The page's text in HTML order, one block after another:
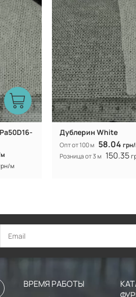
м
Производитель: Китай
Дублерин White
Опт от 100 м 58.04
Розница от 3 м 150.35
ВРЕМЯ РАБОТЫ